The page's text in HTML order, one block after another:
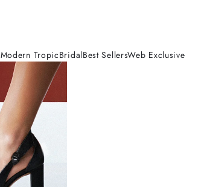
Modern TropicBridalBest SellersWeb Exclusive